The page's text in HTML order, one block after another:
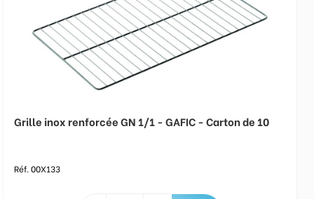
Grille inox renforcée GN 1/1 - GAFIC - Carton de 10
Réf. 00X133